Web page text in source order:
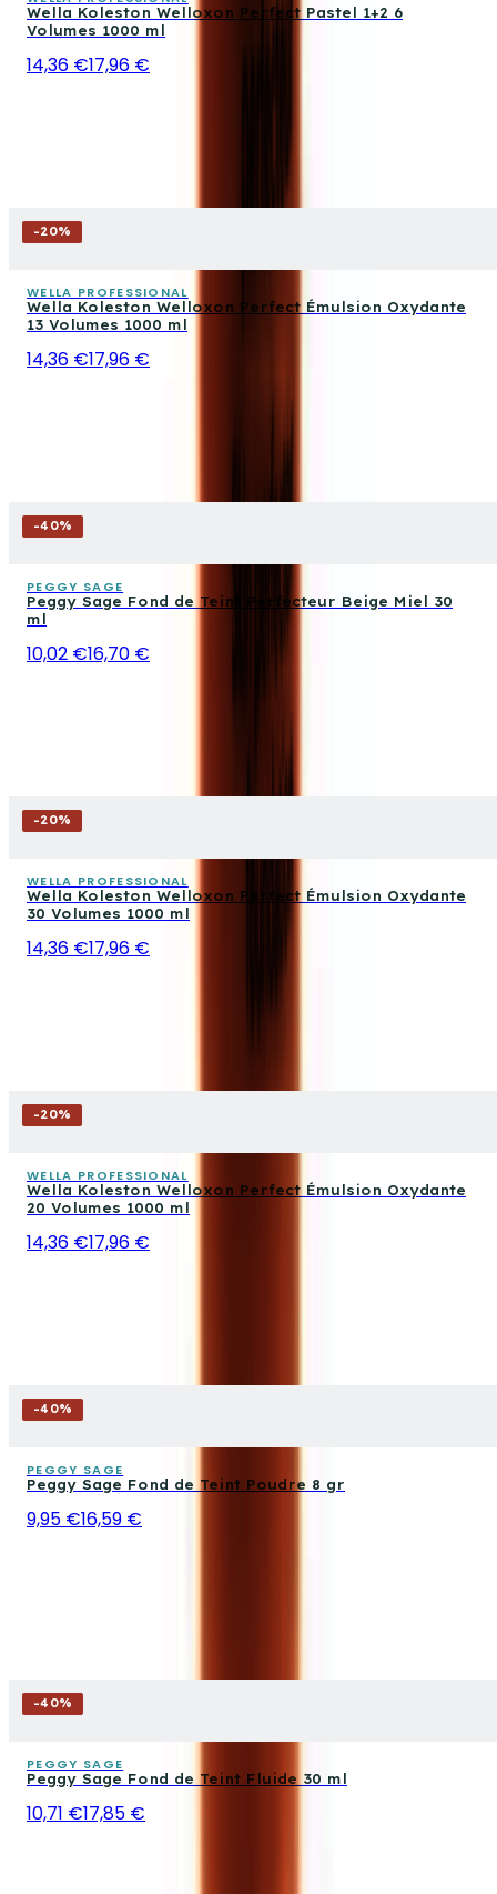
Wella Koleston Welloxon Perfect Pastel 1+2 6
Volumes 1000 ml
14,36 €17,96 €
-20%
WELLA PROFESSIONAL
Wella Koleston Welloxon Perfect Émulsion Oxydante
13 Volumes 1000 ml
14,36 €17,96 €
-40%
PEGGY SAGE
Peggy Sage Fond de Teint Perfecteur Beige Miel 30
ml
10,02 €16,70 €
-20%
WELLA PROFESSIONAL
Wella Koleston Welloxon Perfect Émulsion Oxydante
30 Volumes 1000 ml
14,36 €17,96 €
-20%
WELLA PROFESSIONAL
Wella Koleston Welloxon Perfect Émulsion Oxydante
20 Volumes 1000 ml
14,36 €17,96 €
-40%
PEGGY SAGE
Peggy Sage Fond de Teint Poudre 8 gr
9,95 €16,59 €
-40%
PEGGY SAGE
Peggy Sage Fond de Teint Fluide 30 ml
10,71 €17,85 €